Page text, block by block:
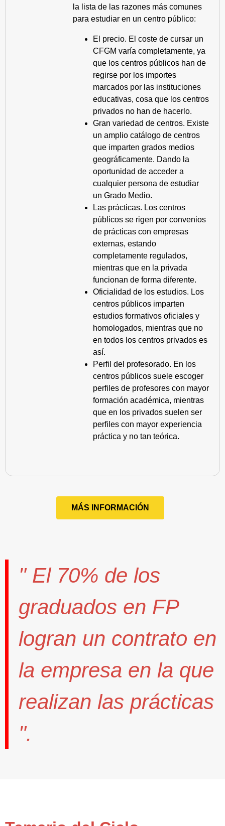
la lista de las razones más comunes
para estudiar en un centro público:
El precio. El coste de cursar un
CFGM varía completamente, ya
que los centros públicos han de
regirse por los importes
marcados por las instituciones
educativas, cosa que los centros
privados no han de hacerlo.
Gran variedad de centros. Existe
un amplio catálogo de centros
que imparten grados medios
geográficamente. Dando la
oportunidad de acceder a
cualquier persona de estudiar
un Grado Medio.
Las prácticas. Los centros
públicos se rigen por convenios
de prácticas con empresas
externas, estando
completamente regulados,
mientras que en la privada
funcionan de forma diferente.
Oficialidad de los estudios. Los
centros públicos imparten
estudios formativos oficiales y
homologados, mientras que no
en todos los centros privados es
así.
Perfil del profesorado. En los
centros públicos suele escoger
perfiles de profesores con mayor
formación académica, mientras
que en los privados suelen ser
perfiles con mayor experiencia
práctica y no tan teórica.
MÁS INFORMACIÓN
" El 70% de los
graduados en FP
logran un contrato en
la empresa en la que
realizan las prácticas
".